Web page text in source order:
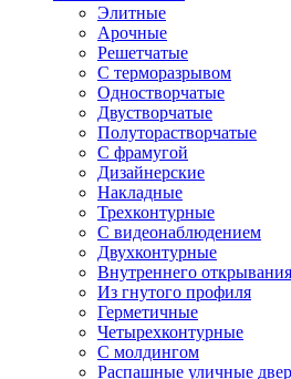
Элитные
Арочные
Решетчатые
С терморазрывом
Одностворчатые
Двустворчатые
Полуторастворчатые
С фрамугой
Дизайнерские
Накладные
Трехконтурные
С видеонаблюдением
Двухконтурные
Внутреннего открывания
Из гнутого профиля
Герметичные
Четырехконтурные
С молдингом
Распашные уличные